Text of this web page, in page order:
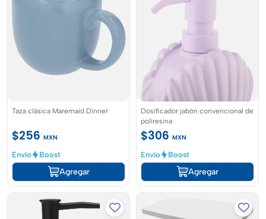
Taza clásica Maremaid Dinner
$256 MXN
Envío
Boost
Agregar
Dosificador jabón convencional de
poliresina
$306 MXN
Envío
Boost
Agregar